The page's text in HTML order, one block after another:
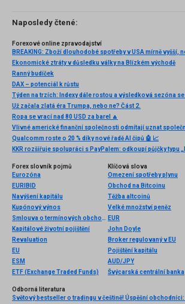
Naposledy čtené:
Forexové online zpravodajství
Ekonomické ztráty v důsledku války na Blízkém východě
Ranný budíček
DAX – potenciál k růstu
Už začala zlatá éra Trumpa, nebo ne? Část 2.
Ropa se vrací nad 80 USD za barel 🔼
Qualcomm roste o 20 % díky nové řadě AI čipů 🤖 📈
Forex slovník pojmů
Eurozóna
EURIBID
Navýšení kapitálu
Kupónový výnos
Smlouva o termínových obchodech
Kapitálové životní pojištění
Revaluation
EU
ESM
ETF (Exchange Traded Funds)
Klíčová slova
Omezení spotřeby plynu
Obchod na Bitcoinu
Těžba altcoinů
Velké množství peněz
EUR
John Doyle
Broker regulovaný v EU
Pojištění kapitálu
AUD/JPY
Švýcarská centrální banka
Odborná literatura